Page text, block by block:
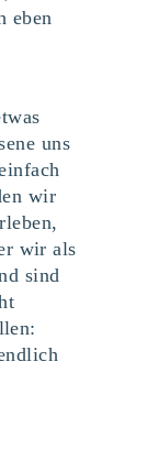
eben
uns
wir
wir als
sind